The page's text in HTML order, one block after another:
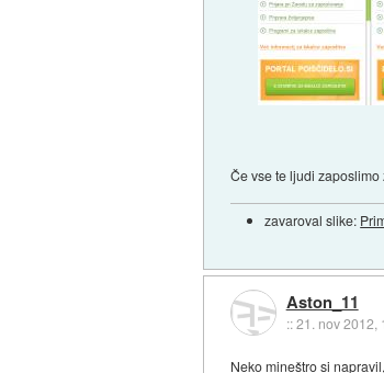
Če vse te ljudi
zavaroval slike:
Aston_11
::21. nov 2012,
Neko mineštro si